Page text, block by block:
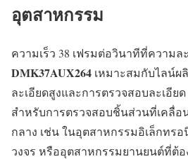
อุตสาหกรรม
ความเร็ว 38 เฟรมต่อวินาทีที่ความล
DMK37AUX264 เหมาะสมกับไลน์ผ
ละเอียดสูงและการตรวจสอบละเอีย
สำหรับการตรวจสอบชิ้นส่วนที่เคลื่อ
กลาง เช่น ในอุตสาหกรรมอิเล็กทร
วงจร หรืออุตสาหกรรมยานยนต์ที่ต้